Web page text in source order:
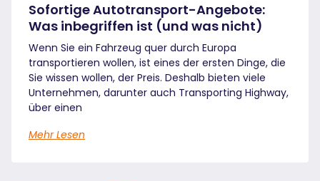
Sofortige Autotransport-Angebote:
Was inbegriffen ist (und was nicht)
Wenn Sie ein Fahrzeug quer durch Europa
transportieren wollen, ist eines der ersten Dinge, die
Sie wissen wollen, der Preis. Deshalb bieten viele
Unternehmen, darunter auch Transporting Highway,
über einen
Mehr Lesen